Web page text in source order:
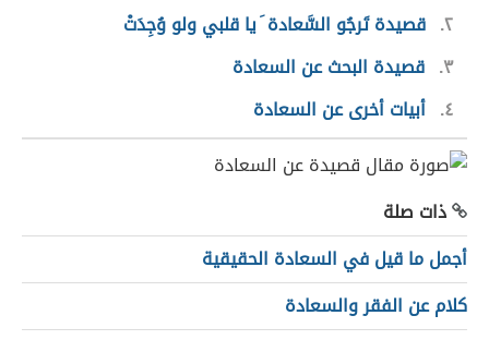
٢ قصيدة تَرجُو السَّعادة َ يا قلبي ولو وُجِدَتْ
٣ قصيدة البحث عن السعادة
٤ أبيات أخرى عن السعادة
ذات صلة
أجمل ما قيل في السعادة الحقيقية
كلام عن الفقر والسعادة